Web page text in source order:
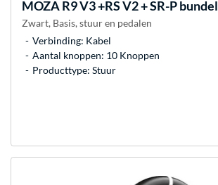
MOZAR9 V3 +RS V2 + SR-P bundel
Zwart, Basis, stuur en pedalen
Verbinding: Kabel
Aantal knoppen: 10 Knoppen
Producttype: Stuur